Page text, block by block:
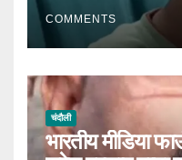
COMMENTS
चंदौली
भारतीय मीडिया